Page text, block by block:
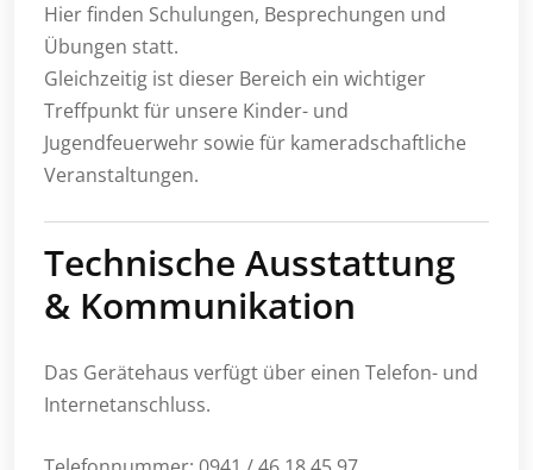
Hier finden Schulungen, Besprechungen und
Übungen statt.
Gleichzeitig ist dieser Bereich ein wichtiger
Treffpunkt für unsere Kinder- und
Jugendfeuerwehr sowie für kameradschaftliche
Veranstaltungen.
Technische Ausstattung
& Kommunikation
Das Gerätehaus verfügt über einen Telefon- und
Internetanschluss.